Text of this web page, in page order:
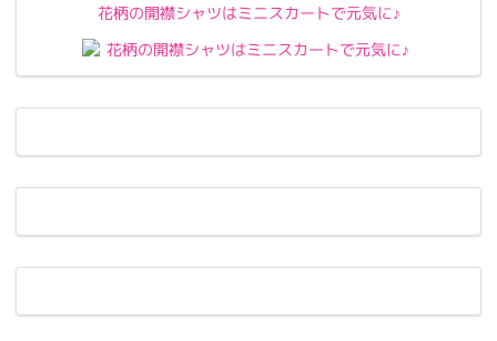
花柄の開襟シャツはミニスカートで元気に♪